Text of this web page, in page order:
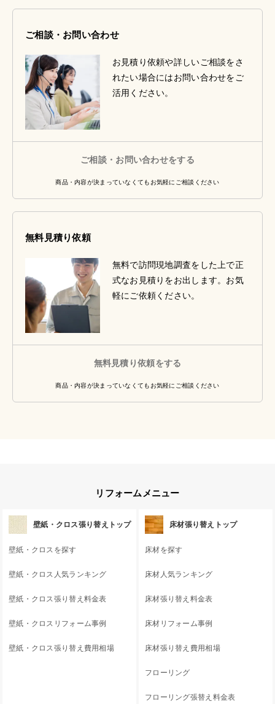
ご相談・お問い合わせ
お見積り依頼や詳しいご相談をさ
れたい場合にはお問い合わせをご
活用ください。
ご相談・お問い合わせをする
商品・内容が決まっていなくてもお気軽にご相談ください
無料見積り依頼
無料で訪問現地調査をした上で正
式なお見積りをお出します。お気
軽にご依頼ください。
無料見積り依頼をする
商品・内容が決まっていなくてもお気軽にご相談ください
リフォームメニュー
壁紙・クロス張り替えトップ
壁紙・クロスを探す
壁紙・クロス人気ランキング
壁紙・クロス張り替え料金表
壁紙・クロスリフォーム事例
壁紙・クロス張り替え費用相場
床材張り替えトップ
床材を探す
床材人気ランキング
床材張り替え料金表
床材リフォーム事例
床材張り替え費用相場
フローリング
フローリング張替え料金表